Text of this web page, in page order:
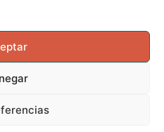
vida y curiosidad, un